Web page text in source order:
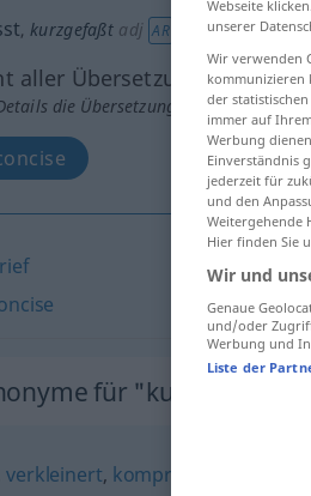
,kurzgefaßt adj AR
aller Übersetzungen
die Übersetzung anklicken/
für "kurzgefasst"
verkleinert, komprimiert
Webseite
unserer
Wir verwenden
kommunizieren
der
immer auf
Werbung
Einverständnis
jederzeit für
und den
Weitergehende
Hier finden Sie
Wir und
Genaue
und/oder
Werbung und
Liste der